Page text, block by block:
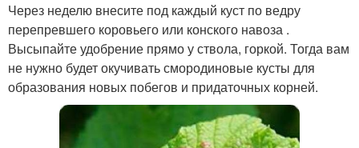
Через неделю внесите под каждый куст по ведру
перепревшего коровьего или конского навоза .
Высыпайте удобрение прямо у ствола, горкой. Тогда вам
не нужно будет окучивать смородиновые кусты для
образования новых побегов и придаточных корней.